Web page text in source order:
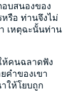
อบสนองของ
รือ ท่านจึงไม่
เหตุฉะนั้นท่าน
ห้คนฉลาดฟัง
คำของเขา
ให้โยบถูก